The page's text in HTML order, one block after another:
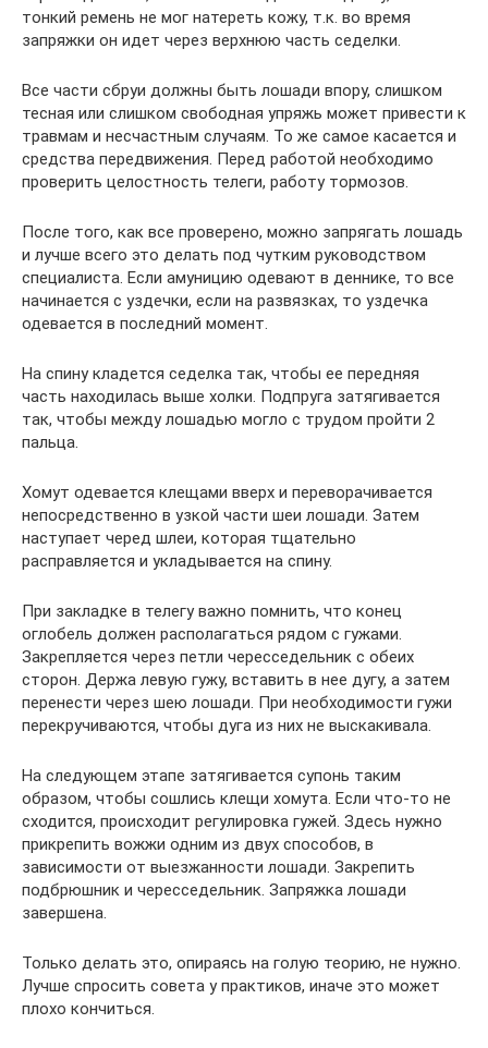
тонкий ремень не мог натереть кожу, т.к. во время
запряжки он идет через верхнюю часть седелки.
Все части сбруи должны быть лошади впору, слишком
тесная или слишком свободная упряжь может привести к
травмам и несчастным случаям. То же самое касается и
средства передвижения. Перед работой необходимо
проверить целостность телеги, работу тормозов.
После того, как все проверено, можно запрягать лошадь
и лучше всего это делать под чутким руководством
специалиста. Если амуницию одевают в деннике, то все
начинается с уздечки, если на развязках, то уздечка
одевается в последний момент.
На спину кладется седелка так, чтобы ее передняя
часть находилась выше холки. Подпруга затягивается
так, чтобы между лошадью могло с трудом пройти 2
пальца.
Хомут одевается клещами вверх и переворачивается
непосредственно в узкой части шеи лошади. Затем
наступает черед шлеи, которая тщательно
расправляется и укладывается на спину.
При закладке в телегу важно помнить, что конец
оглобель должен располагаться рядом с гужами.
Закрепляется через петли чересседельник с обеих
сторон. Держа левую гужу, вставить в нее дугу, а затем
перенести через шею лошади. При необходимости гужи
перекручиваются, чтобы дуга из них не выскакивала.
На следующем этапе затягивается супонь таким
образом, чтобы сошлись клещи хомута. Если что-то не
сходится, происходит регулировка гужей. Здесь нужно
прикрепить вожжи одним из двух способов, в
зависимости от выезжанности лошади. Закрепить
подбрюшник и чересседельник. Запряжка лошади
завершена.
Только делать это, опираясь на голую теорию, не нужно.
Лучше спросить совета у практиков, иначе это может
плохо кончиться.